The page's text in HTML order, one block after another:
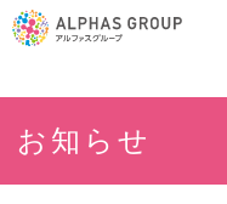
お知らせ